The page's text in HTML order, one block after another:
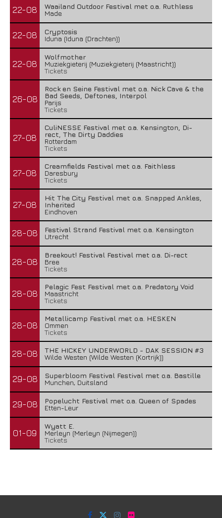
22-08
Waailand Outdoor Festival met o.a. Ruthless
Made
22-08
Cryptosis
Iduna (Iduna (Drachten))
22-08
Wolfmother
Muziekgieterij (Muziekgieterij (Maastricht))
Tickets
26-08
Rock en Seine Festival met o.a. Nick Cave & the
Bad Seeds, Deftones, Interpol
Parijs
Tickets
27-08
CuliNESSE Festival met o.a. Kensington, Di-
rect, The Dirty Daddies
Rotterdam
Tickets
27-08
Creamfields Festival met o.a. Faithless
Daresbury
Tickets
27-08
Hit The City Festival met o.a. Snapped Ankles,
Inherited
Eindhoven
28-08
Festival Strand Festival met o.a. Kensington
Utrecht
28-08
Breekout! Festival Festival met o.a. Di-rect
Bree
Tickets
28-08
Pelagic Fest Festival met o.a. Predatory Void
Maastricht
Tickets
28-08
Metallicamp Festival met o.a. HESKEN
Ommen
Tickets
28-08
THE HICKEY UNDERWORLD - DAK SESSION #3
Wilde Westen (Wilde Westen (Kortrijk))
29-08
Superbloom Festival Festival met o.a. Bastille
Munchen, Duitsland
29-08
Popelucht Festival met o.a. Queen of Spades
Etten-Leur
01-09
Wyatt E.
Merleyn (Merleyn (Nijmegen))
Tickets